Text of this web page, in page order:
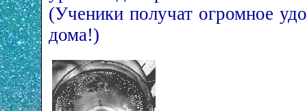
(Ученики получат огромное
дома!)